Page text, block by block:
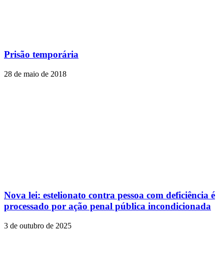
Prisão temporária
28 de maio de 2018
Nova lei: estelionato contra pessoa com deficiência é
processado por ação penal pública incondicionada
3 de outubro de 2025